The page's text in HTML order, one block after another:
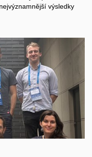
výsledky